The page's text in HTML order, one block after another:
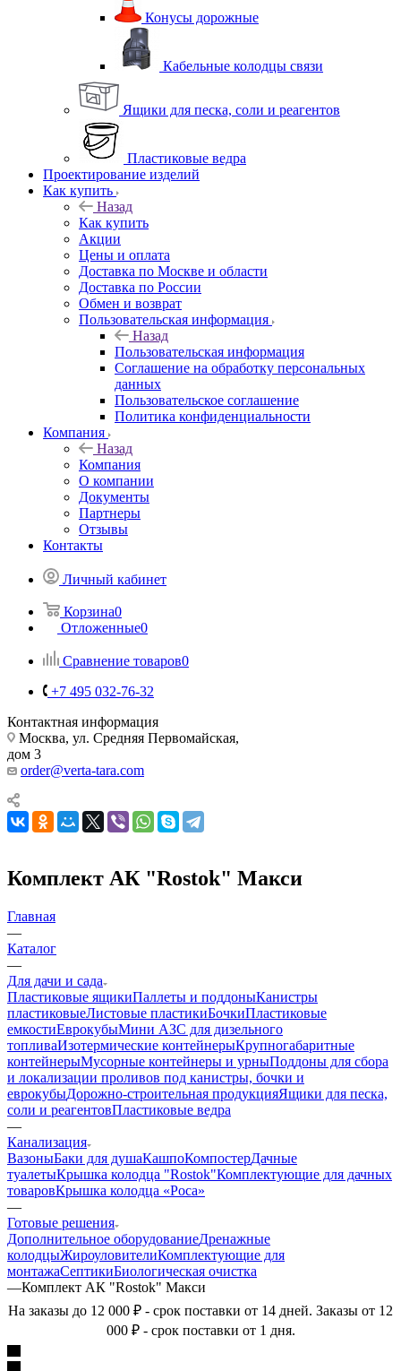
Конусы дорожные
Кабельные колодцы связи
Ящики для песка, соли и реагентов
Пластиковые ведра
Проектирование изделий
Как купить
Назад
Как купить
Акции
Цены и оплата
Доставка по Москве и области
Доставка по России
Обмен и возврат
Пользовательская информация
Назад
Пользовательская информация
Соглашение на обработку персональных
данных
Пользовательское соглашение
Политика конфиденциальности
Компания
Назад
Компания
О компании
Документы
Партнеры
Отзывы
Контакты
Личный кабинет
Корзина0
Отложенные0
Сравнение товаров0
+7 495 032-76-32
Контактная информация
Москва, ул. Средняя Первомайская,
дом 3
order@verta-tara.com
Комплект АК "Rostok" Макси
Главная
—
Каталог
—
Для дачи и сада
Пластиковые ящикиПаллеты и поддоныКанистры
пластиковыеЛистовые пластикиБочкиПластиковые
емкостиЕврокубыМини АЗС для дизельного
топливаИзотермические контейнерыКрупногабаритные
контейнерыМусорные контейнеры и урныПоддоны для сбора
и локализации проливов под канистры, бочки и
еврокубыДорожно-строительная продукцияЯщики для песка,
соли и реагентовПластиковые ведра
—
Канализация
ВазоныБаки для душаКашпоКомпостерДачные
туалетыКрышка колодца "Rostok"Комплектующие для дачных
товаровКрышка колодца «Роса»
—
Готовые решения
Дополнительное оборудованиеДренажные
колодцыЖироуловителиКомплектующие для
монтажаСептикиБиологическая очистка
—Комплект АК "Rostok" Макси
На заказы до 12 000 ₽ - срок поставки от 14 дней. Заказы от 12
000 ₽ - срок поставки от 1 дня.